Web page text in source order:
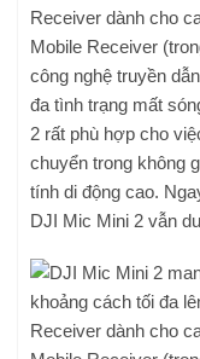
Receiver dành cho
Mobile Receiver
công nghệ truyền
đa tình trạng mất
2 rất phù hợp cho
chuyển trong không
tính di động cao.
DJI Mic Mini 2 vẫn